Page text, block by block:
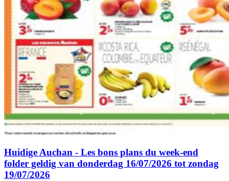
Huidige Auchan - Les bons plans du week-end
folder geldig van donderdag 16/07/2026 tot zondag
19/07/2026